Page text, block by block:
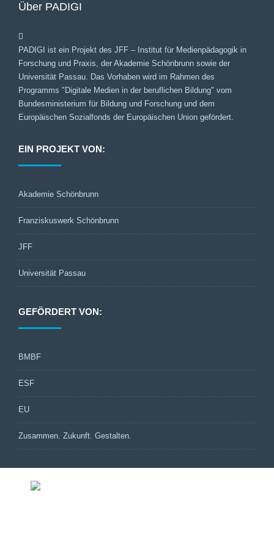
Über PADIGI
PADIGI ist ein Projekt des JFF – Institut für Medienpädagogik in
Forschung und Praxis, der Akademie Schönbrunn sowie der
Universität Passau. Das Vorhaben wird im Rahmen des
Programms "Digitale Medien in der beruflichen Bildung" vom
Bundesministerium für Bildung und Forschung und dem
Europäischen Sozialfonds der Europäischen Union gefördert.
EIN PROJEKT VON:
Akademie Schönbrunn
Franziskuswerk Schönbrunn
JFF
Universität Passau
GEFÖRDERT VON:
BMBF
ESF
EU
Zusammen. Zukunft. Gestalten.